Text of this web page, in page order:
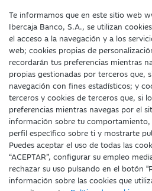
Te informamos que en este sitio web
Ibercaja Banco, S.A., se utilizan
el acceso a la navegación y a los
web; cookies propias de
recordarán tus preferencias mientras
propias gestionadas por terceros que,
navegación con fines estadísticos; y
terceros y cookies de terceros que, si
preferencias mientras navegas por el
información sobre tu
perfil específico sobre ti y mostrarte
Puedes aceptar el uso de todas las
“ACEPTAR”, configurar su empleo
rechazar su uso pulsando en el botón
información sobre las cookies que
Fecha de edición: 09/08/2026
©Ibercaja Banco, S.A. - IBERCAJA -
Zaragoza (T.3865. F.1. H.Z.-52186,
Entidad de Crédito inscrita en el
España con el código 2085.
Domicilio social: Plaza de Basilio